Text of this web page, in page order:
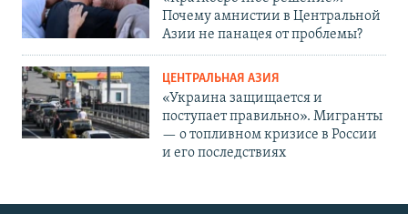
Почему амнистии в Центральной
Азии не панацея от проблемы?
ЦЕНТРАЛЬНАЯ АЗИЯ
«Украина защищается и
поступает правильно». Мигранты
— о топливном кризисе в России
и его последствиях